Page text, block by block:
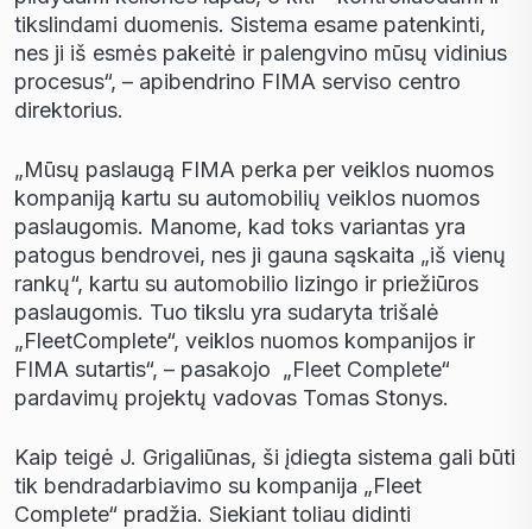
tikslindami duomenis. Sistema esame patenkinti,
nes ji iš esmės pakeitė ir palengvino mūsų vidinius
procesus“, – apibendrino FIMA serviso centro
direktorius.
„Mūsų paslaugą FIMA perka per veiklos nuomos
kompaniją kartu su automobilių veiklos nuomos
paslaugomis. Manome, kad toks variantas yra
patogus bendrovei, nes ji gauna sąskaita „iš vienų
rankų“, kartu su automobilio lizingo ir priežiūros
paslaugomis. Tuo tikslu yra sudaryta trišalė
„FleetComplete“, veiklos nuomos kompanijos ir
FIMA sutartis“, – pasakojo „Fleet Complete“
pardavimų projektų vadovas Tomas Stonys.
Kaip teigė J. Grigaliūnas, ši įdiegta sistema gali būti
tik bendradarbiavimo su kompanija „Fleet
Complete“ pradžia. Siekiant toliau didinti